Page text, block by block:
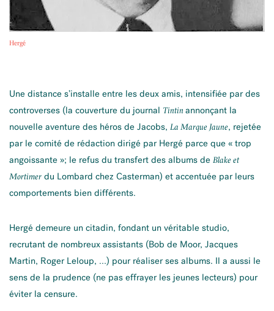
Hergé
Une distance s’installe entre les deux amis, intensifiée par des
controverses (la couverture du journal Tintinannonçant la
nouvelle aventure des héros de Jacobs, La Marque Jaune, rejetée
par le comité de rédaction dirigé par Hergé parce que « trop
angoissante »; le refus du transfert des albums de Blake et
Mortimer du Lombard chez Casterman) et accentuée par leurs
comportements bien différents.
Hergé demeure un citadin, fondant un véritable studio,
recrutant de nombreux assistants (Bob de Moor, Jacques
Martin, Roger Leloup, …) pour réaliser ses albums. Il a aussi le
sens de la prudence (ne pas effrayer les jeunes lecteurs) pour
éviter la censure.